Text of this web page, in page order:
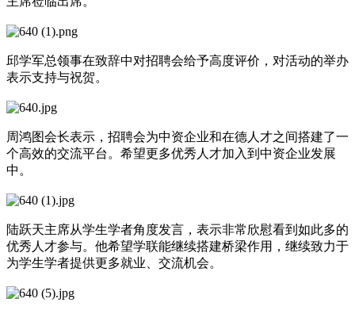
邱学军总领事在致辞中对招聘会给予高度评价，对活动的举办
表示支持与祝贺。
周鸿图会长表示，招聘会为中资企业和在德人才之间搭建了一
个高效的交流平台。希望更多优秀人才加入到中资企业发展
中。
陆跃天主席从学生学者角度发言，表示非常欣慰看到如此多的
优秀人才参与。他希望学联能继续搭建桥梁作用，继续致力于
为学生学者提供更多就业、交流机会。